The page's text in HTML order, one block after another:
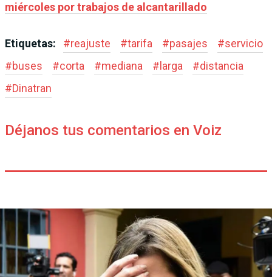
miércoles por trabajos de alcantarillado
Etiquetas: #reajuste #tarifa #pasajes #servicio
#buses #corta #mediana # larga #distancia
#Dinatran
Déjanos tus comentarios en Voiz